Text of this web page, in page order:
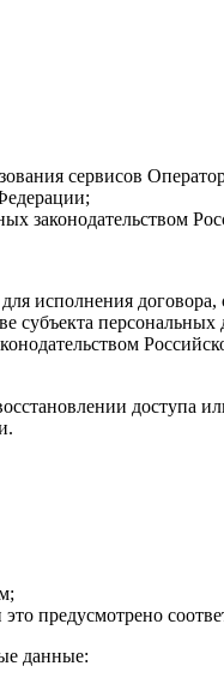
сервисов
законодательством
исполнения
субъекта персональных
предусмотрено
данные: